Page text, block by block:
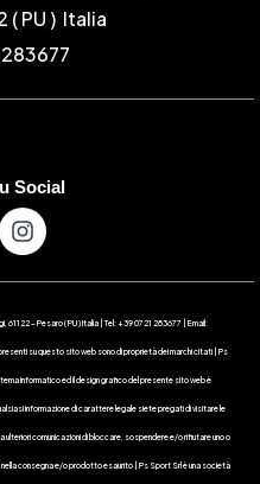
( PU ) Italia
Social
– Pesaro ( PU ) Italia | Tel: +39 0721 283677 | Email:
su questo sito web sono di proprietà dei marchi citati | Ps
informatico ed il design grafico del presente sito web è
informazione di carattere legale siete pregati di visitare le
comunicazioni di bloccare, sospendere e/o rifiutare uno o
nella consegna e/o prodotto esaurito | Ps Sport Srl è una società